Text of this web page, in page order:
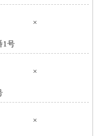
×
1号
×
×